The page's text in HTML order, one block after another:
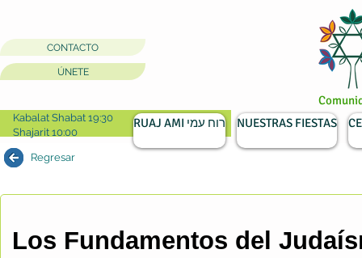
CONTACTO
ÚNETE
Kabalat Shabat 19:30
Shajarit 10:00
Regresar
Los Fundamentos del
RUAJ AMI רוח עמי NUESTRAS FIESTAS